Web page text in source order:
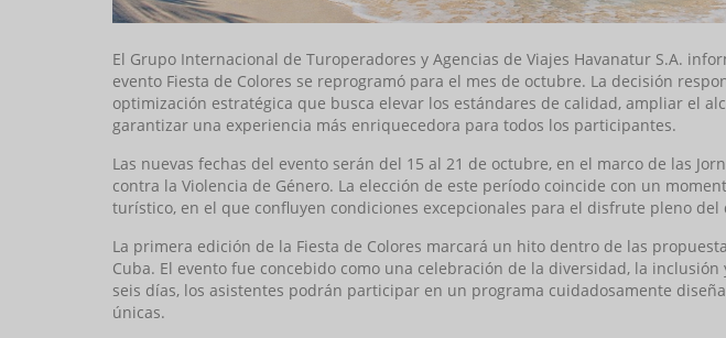
El Grupo Internacional de Turoperadores y Agencias de Viajes Havanatur S.A.
evento Fiesta de Colores se reprogramó para el mes de octubre. La decisión
optimización estratégica que busca elevar los estándares de calidad, ampliar el
garantizar una experiencia más enriquecedora para todos los participantes.
Las nuevas fechas del evento serán del 15 al 21 de octubre, en el marco de las
contra la Violencia de Género. La elección de este período coincide con un
turístico, en el que confluyen condiciones excepcionales para el disfrute pleno del
La primera edición de la Fiesta de Colores marcará un hito dentro de las
Cuba. El evento fue concebido como una celebración de la diversidad, la
seis días, los asistentes podrán participar en un programa cuidadosamente
únicas.